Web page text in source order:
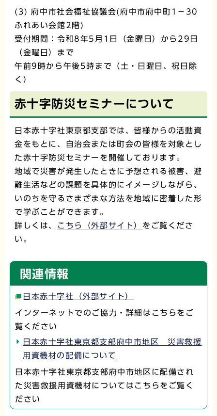
(3) 府中市社会福祉協議会(府中市府中町1－30
ふれあい会館2階)
受付期間：令和8年5月1日（金曜日）から29日
（金曜日）まで
午前9時から午後5時まで（土・日曜日、祝日除
く）
赤十字防災セミナーについて
日本赤十字社東京都支部では、皆様からの活動資
金をもとに、自治会または町会の皆様を対象とし
た赤十字防災セミナーを開催しております。
地域で災害が発生したときに予想される被害、避
難生活などの課題を具体的にイメージしながら、
いのちを守るさまざまな方法を地域に密着した形
で学ぶことができます。
詳しくは、
こちら（外部サイト） をご覧くださ
い。
関連情報
日本赤十字社（外部サイト）
インターネットでのご協力・詳細はこちらをご
覧ください
日本赤十字社東京都支部府中市地区 災害救援
用資機材の配備について
日本赤十字社東京都支部府中市地区に配備され
た災害救援用資機材についてはこちらをご覧く
ださい